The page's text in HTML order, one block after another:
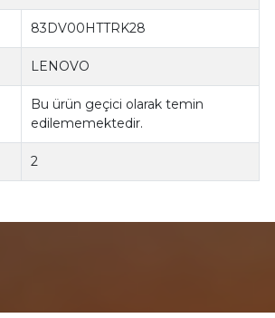
83DV00HTTRK28
LENOVO
Bu ürün geçici olarak temin
edilememektedir.
2